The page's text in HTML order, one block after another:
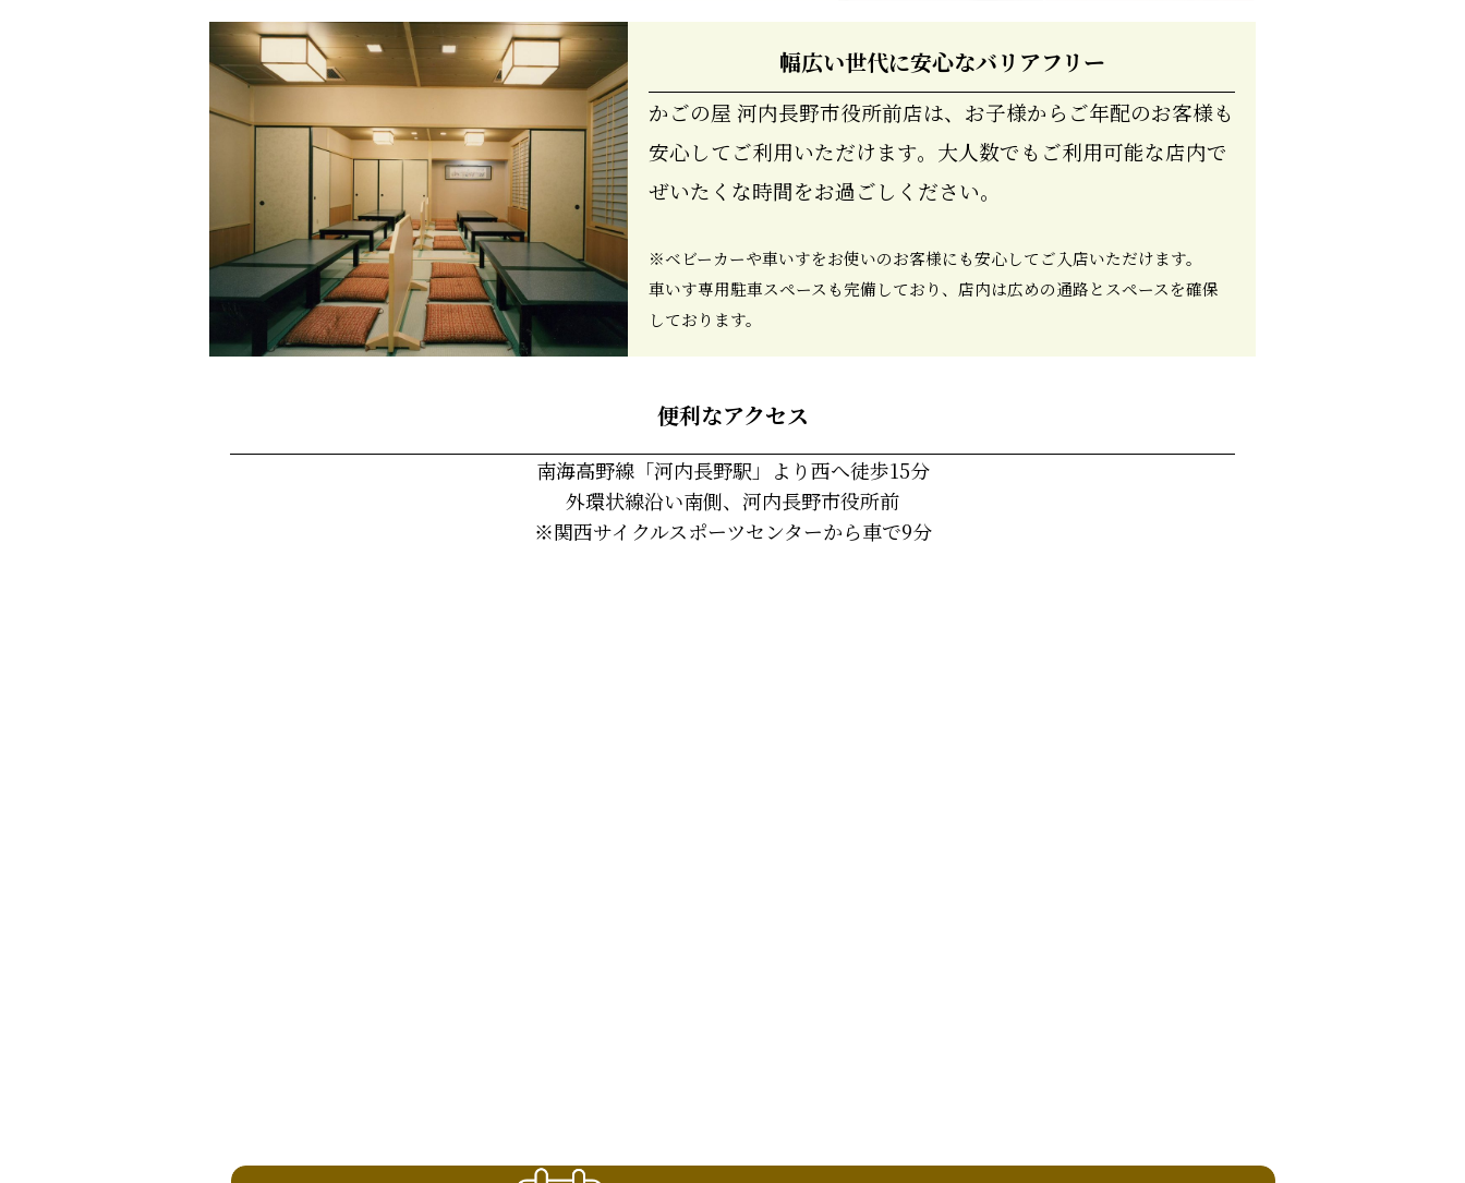
幅広い世代に安心なバリアフリー
かごの屋 河内長野市役所前店は、お子様からご年配のお客様も
安心してご利用いただけます。大人数でもご利用可能な店内で
ぜいたくな時間をお過ごしください。
※ベビーカーや車いすをお使いのお客様にも安心してご入店いただけます。
車いす専用駐車スペースも完備しており、店内は広めの通路とスペースを確保
しております。
便利なアクセス
南海高野線「河内長野駅」より西へ徒歩15分
外環状線沿い南側、河内長野市役所前
※関西サイクルスポーツセンターから車で9分